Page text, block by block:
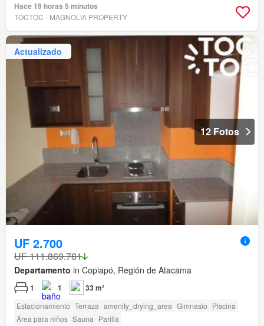
Hace 19 horas 5 minutos
TOCTOC - MAGNOLIA PROPERTY
Actualizado
12 Fotos
UF 2.700
UF 111.869.781
Departamento in Copiapó, Región de Atacama
1 1 33 m²
Estacionamiento Terraza amenity_drying_area Gimnasio Piscina
Área para niños Sauna Parilla